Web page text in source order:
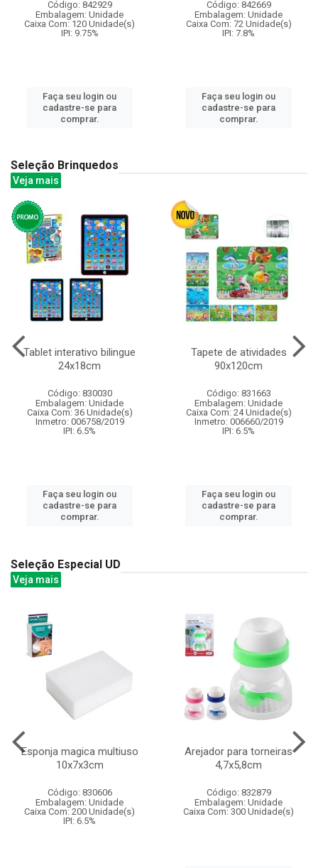
Código: 842929
Embalagem: Unidade
Caixa Com: 120 Unidade(s)
IPI: 9.75%
Faça seu login ou
cadastre-se para
comprar.
Código: 842669
Embalagem: Unidade
Caixa Com: 72 Unidade(s)
IPI: 7.8%
Faça seu login ou
cadastre-se para
comprar.
Seleção Brinquedos
Veja mais
Tablet interativo bilingue
24x18cm
Código: 830030
Embalagem: Unidade
Caixa Com: 36 Unidade(s)
Inmetro: 006758/2019
IPI: 6.5%
Faça seu login ou
cadastre-se para
comprar.
Tapete de atividades
90x120cm
Código: 831663
Embalagem: Unidade
Caixa Com: 24 Unidade(s)
Inmetro: 006660/2019
IPI: 6.5%
Faça seu login ou
cadastre-se para
comprar.
Seleção Especial UD
Veja mais
Esponja magica multiuso
10x7x3cm
Código: 830606
Embalagem: Unidade
Caixa Com: 200 Unidade(s)
IPI: 6.5%
Arejador para torneiras
4,7x5,8cm
Código: 832879
Embalagem: Unidade
Caixa Com: 300 Unidade(s)